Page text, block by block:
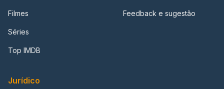
Filmes
Séries
Top IMDB
Feedback e sugestão
Jurídico